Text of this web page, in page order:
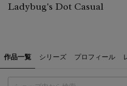
Ladybug's Dot Casual
作品一覧 シリーズ プロフィール